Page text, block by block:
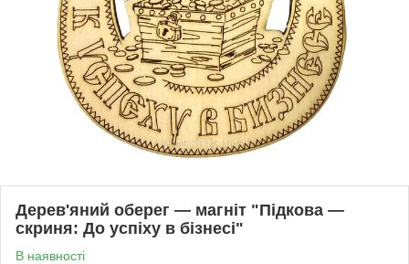
Дерев'яний оберег — магніт "Підкова —
скриня: До успіху в бізнесі"
В наявності